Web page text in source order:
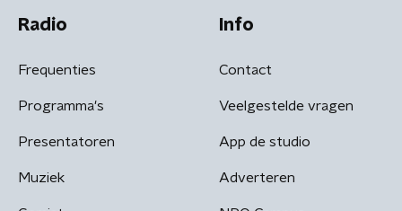
Radio
Frequenties
Programma's
Presentatoren
Muziek
Info
Contact
Veelgestelde vragen
App de studio
Adverteren